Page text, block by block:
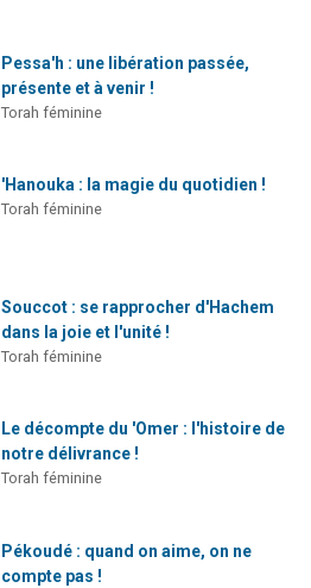
Pessa'h : une libération passée,
présente et à venir !
Torah féminine
'Hanouka : la magie du quotidien !
Torah féminine
Souccot : se rapprocher d'Hachem
dans la joie et l'unité !
Torah féminine
Le décompte du 'Omer : l'histoire de
notre délivrance !
Torah féminine
Pékoudé : quand on aime, on ne
compte pas !